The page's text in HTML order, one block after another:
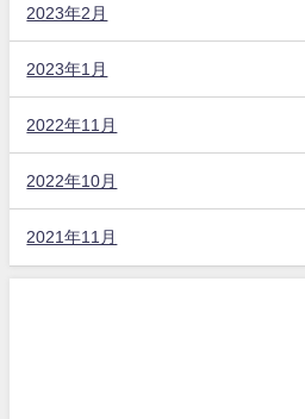
2023年2月
2023年1月
2022年11月
2022年10月
2021年11月